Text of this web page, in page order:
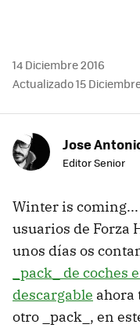
14 Diciembre 2016
Actualizado 15
Jose
Editor Senior
Winter is
usuarios de Forza
unos días os
_pack_ de
descargable ahora
otro _pack_, en